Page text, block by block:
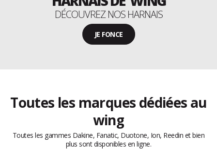
DÉCOUVREZ NOS HARNAIS
JE FONCE
Toutes les marques dédiées au
wing
Toutes les gammes Dakine, Fanatic, Duotone, Ion, Reedin et bien
plus sont disponibles en ligne.